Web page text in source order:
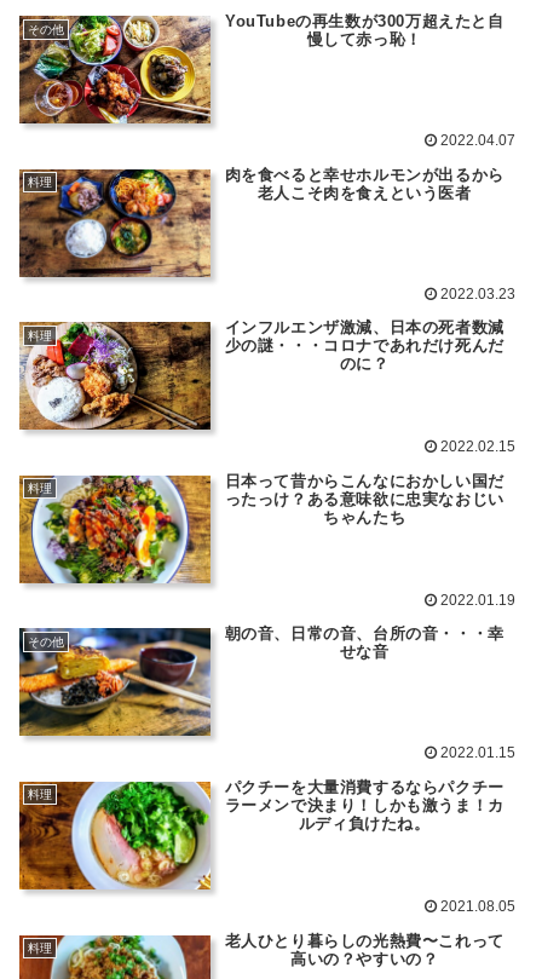
その他
YouTubeの再生数が300万超えたと自
慢して赤っ恥！
2022.04.07
料理
肉を食べると幸せホルモンが出るから
老人こそ肉を食えという医者
2022.03.23
料理
インフルエンザ激減、日本の死者数減
少の謎・・・コロナであれだけ死んだ
のに？
2022.02.15
料理
日本って昔からこんなにおかしい国だ
ったっけ？ある意味欲に忠実なおじい
ちゃんたち
2022.01.19
その他
朝の音、日常の音、台所の音・・・幸
せな音
2022.01.15
料理
パクチーを大量消費するならパクチー
ラーメンで決まり！しかも激うま！カ
ルディ負けたね。
2021.08.05
料理
老人ひとり暮らしの光熱費〜これって
高いの？やすいの？